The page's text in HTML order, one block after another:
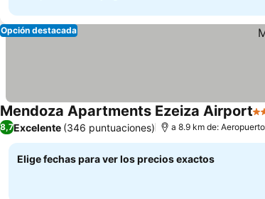
Opción destacada
Mendoza Apartments Ezeiza Airport4
8,7Excelente (346 puntuaciones) a 8.9 km de:
Elige fechas para ver los precios exactos